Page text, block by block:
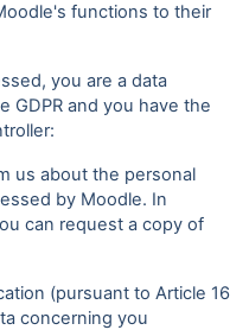
functions to their
you are a data
GDPR and you have the
us about the personal
by Moodle. In
can request a copy of
(pursuant to Article 16
concerning you